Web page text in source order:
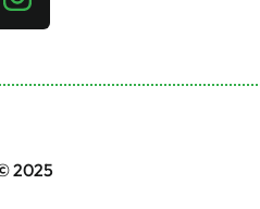
2025